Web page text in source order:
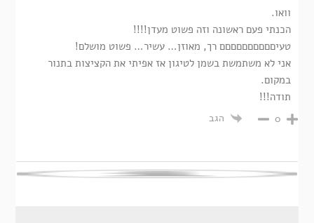
וואו.
הכנתי פעם ראשונה וזה פשוט מעדן!!!!
טעיםםםםםםםםםם רך, מאוזן… עשיר… פשוט מושלם!
אני לא משתמשת בשמן לטיגון אז אפיתי את הקציצות בתנור
במקום.
תודה!!!
0 הגב